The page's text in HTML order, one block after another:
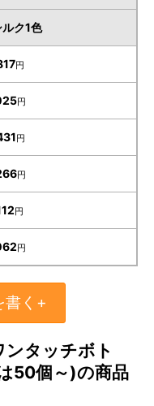
ク1色
円
円
円
円
円
円
書く+
タッチボト
個～)の商品